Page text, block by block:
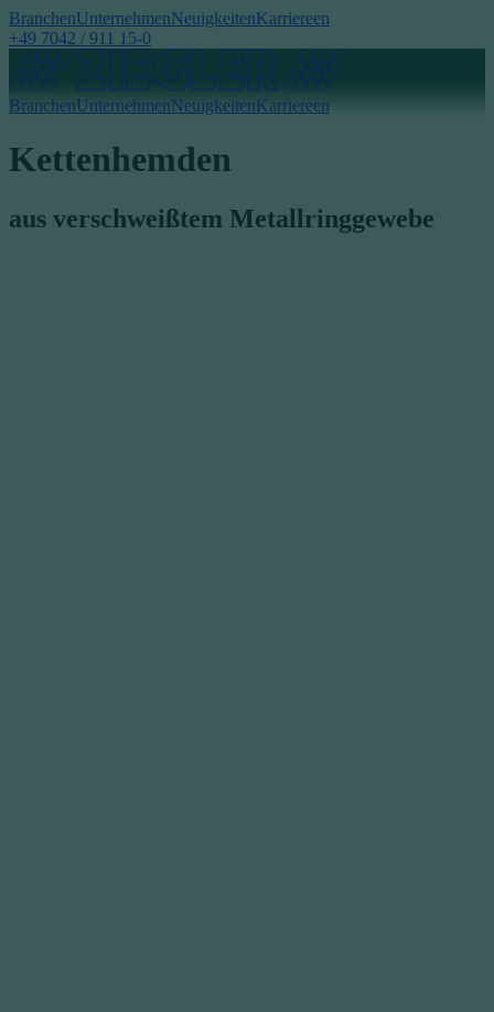
BranchenUnternehmenNeuigkeitenKarriereen
+49 7042 / 911 15-0
BranchenUnternehmenNeuigkeitenKarriereen
Kettenhemden
aus verschweißtem Metallringgewebe